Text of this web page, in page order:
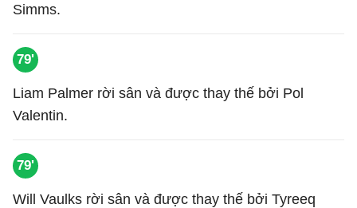
Simms.
79'
Liam Palmer rời sân và được thay thế bởi Pol
Valentin.
79'
Will Vaulks rời sân và được thay thế bởi Tyreeq